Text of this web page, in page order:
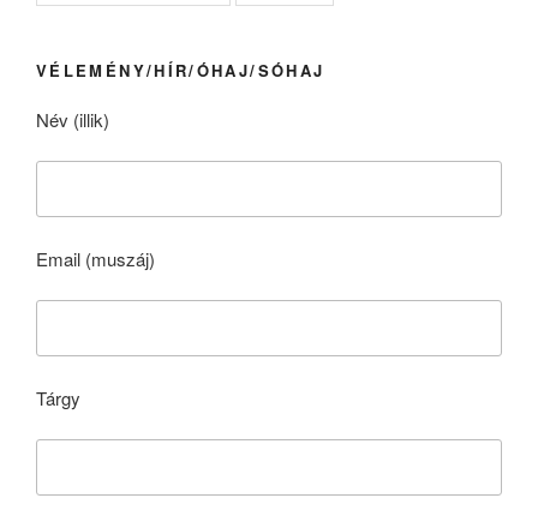
VÉLEMÉNY/HÍR/ÓHAJ/SÓHAJ
Név (illik)
Email (muszáj)
Tárgy